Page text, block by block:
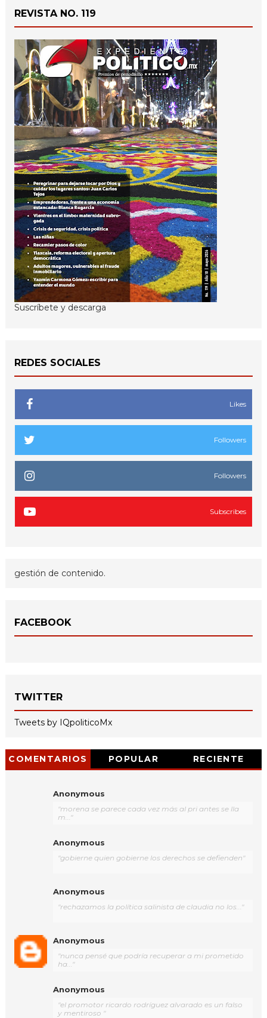
REVISTA NO. 119
Suscríbete y descarga
REDES SOCIALES
Likes
Followers
Followers
Subscribes
gestión de contenido.
FACEBOOK
TWITTER
Tweets by IQpoliticoMx
COMENTARIOS POPULAR RECIENTE
Anonymous
"morena se parece cada vez más al pri antes se lla
m..."
Anonymous
"gobierne quien gobierne los derechos se defienden"
Anonymous
"rechazamos la política salinista de claudia no los..."
Anonymous
"nunca pensé que podría recuperar a mi prometido
ha..."
Anonymous
"el promotor ricardo rodríguez alvarado es un falso
y mentiroso "